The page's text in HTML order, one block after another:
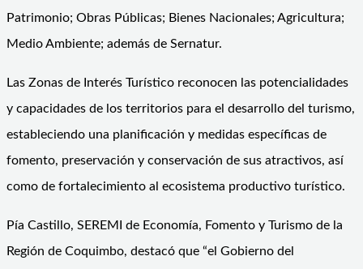
Patrimonio; Obras Públicas; Bienes Nacionales; Agricultura;
Medio Ambiente; además de Sernatur.
Las Zonas de Interés Turístico reconocen las potencialidades
y capacidades de los territorios para el desarrollo del turismo,
estableciendo una planificación y medidas específicas de
fomento, preservación y conservación de sus atractivos, así
como de fortalecimiento al ecosistema productivo turístico.
Pía Castillo, SEREMI de Economía, Fomento y Turismo de la
Región de Coquimbo, destacó que “el Gobierno del